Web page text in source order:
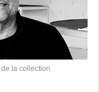
la collection